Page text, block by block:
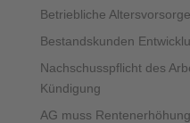
Betriebliche
Bestandskunden
Nachschusspflicht des
Kündigung
AG muss